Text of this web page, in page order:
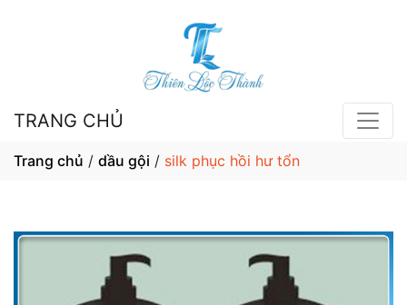
TRANG CHỦ
Trang chủ / dầu gội / silk phục hồi hư tổn